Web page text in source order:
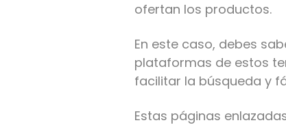
ofertan los productos.
En este caso, debes
plataformas de estos
facilitar la búsqueda y
Estas páginas